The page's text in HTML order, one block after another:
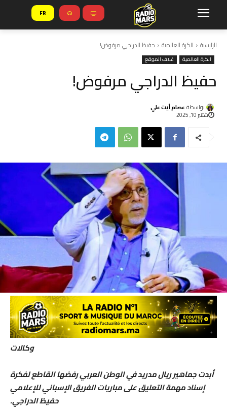
FR
الرئيسية الكرة العالمية حفيظ الدراجي مرفوض!
الكرة العالمية غلاف الموقع
حفيظ الدراجي مرفوض!
بواسطة عصام أيت علي
شتنبر 10, 2025
وكالات
أبدت جماهير ريال مدريد في الوطن العربي رفضها القاطع لفكرة
إسناد مهمة التعليق على مباريات الفريق الإسباني للإعلامي
حفيظ الدراجي.